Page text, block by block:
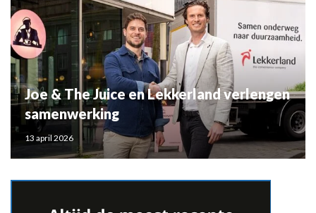
Joe & The Juice en Lekkerland verlengen
samenwerking
13 april 2026